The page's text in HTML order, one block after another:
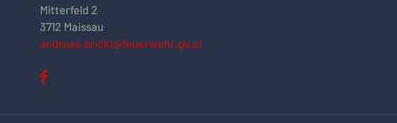
Mitterfeld 2
3712 Maissau
andreas.brickl@feuerwehr.gv.at